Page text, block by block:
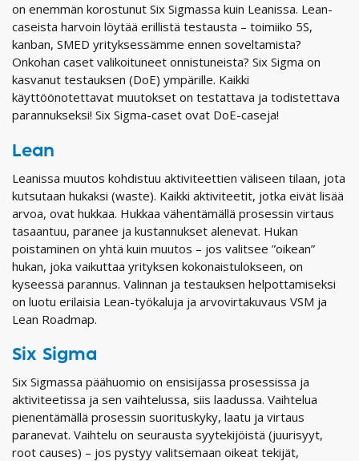
on enemmän korostunut Six Sigmassa kuin Leanissa. Lean-
caseista harvoin löytää erillistä testausta – toimiiko 5S,
kanban, SMED yrityksessämme ennen soveltamista?
Onkohan caset valikoituneet onnistuneista? Six Sigma on
kasvanut testauksen (DoE) ympärille. Kaikki
käyttöönotettavat muutokset on testattava ja todistettava
parannukseksi! Six Sigma-caset ovat DoE-caseja!
Lean
Leanissa muutos kohdistuu aktiviteettien väliseen tilaan, jota
kutsutaan hukaksi (waste). Kaikki aktiviteetit, jotka eivät lisää
arvoa, ovat hukkaa. Hukkaa vähentämällä prosessin virtaus
tasaantuu, paranee ja kustannukset alenevat. Hukan
poistaminen on yhtä kuin muutos – jos valitsee ”oikean”
hukan, joka vaikuttaa yrityksen kokonaistulokseen, on
kyseessä parannus. Valinnan ja testauksen helpottamiseksi
on luotu erilaisia Lean-työkaluja ja arvovirtakuvaus VSM ja
Lean Roadmap.
Six Sigma
Six Sigmassa päähuomio on ensisijassa prosessissa ja
aktiviteetissa ja sen vaihtelussa, siis laadussa. Vaihtelua
pienentämällä prosessin suorituskyky, laatu ja virtaus
paranevat. Vaihtelu on seurausta syytekijöistä (juurisyyt,
root causes) – jos pystyy valitsemaan oikeat tekijät,